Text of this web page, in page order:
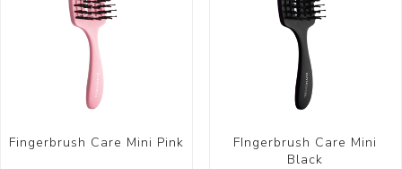
Fingerbrush Care Mini Pink
FIngerbrush Care Mini
Black